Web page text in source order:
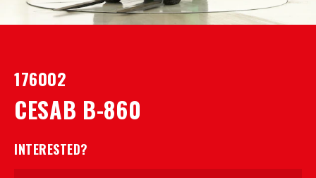
176002
CESAB B-860
INTERESTED?